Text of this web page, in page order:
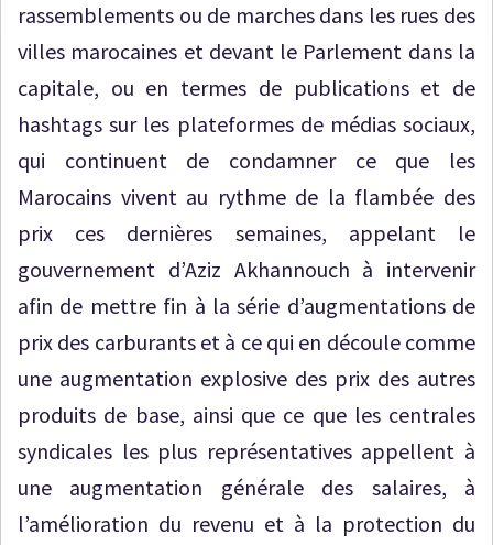
rassemblements ou de marches dans les rues des
villes marocaines et devant le Parlement dans la
capitale, ou en termes de publications et de
hashtags sur les plateformes de médias sociaux,
qui continuent de condamner ce que les
Marocains vivent au rythme de la flambée des
prix ces dernières semaines, appelant le
gouvernement d’Aziz Akhannouch à intervenir
afin de mettre fin à la série d’augmentations de
prix des carburants et à ce qui en découle comme
une augmentation explosive des prix des autres
produits de base, ainsi que ce que les centrales
syndicales les plus représentatives appellent à
une augmentation générale des salaires, à
l’amélioration du revenu et à la protection du